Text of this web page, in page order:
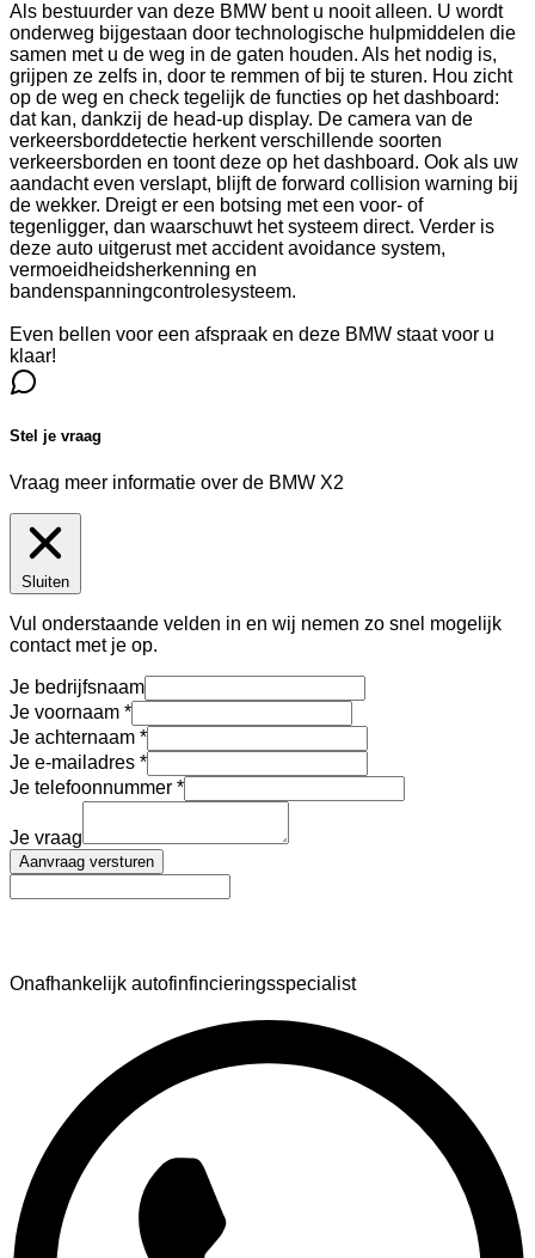
Als bestuurder van deze BMW bent u nooit alleen. U wordt
onderweg bijgestaan door technologische hulpmiddelen die
samen met u de weg in de gaten houden. Als het nodig is,
grijpen ze zelfs in, door te remmen of bij te sturen. Hou zicht
op de weg en check tegelijk de functies op het dashboard:
dat kan, dankzij de head-up display. De camera van de
verkeersborddetectie herkent verschillende soorten
verkeersborden en toont deze op het dashboard. Ook als uw
aandacht even verslapt, blijft de forward collision warning bij
de wekker. Dreigt er een botsing met een voor- of
tegenligger, dan waarschuwt het systeem direct. Verder is
deze auto uitgerust met accident avoidance system,
vermoeidheidsherkenning en
bandenspanningcontrolesysteem.
Even bellen voor een afspraak en deze BMW staat voor u
klaar!
Stel je vraag
Vraag meer informatie over de BMW X2
Sluiten
Vul onderstaande velden in en wij nemen zo snel mogelijk
contact met je op.
Je bedrijfsnaam
Je voornaam
Je achternaam
Je e-mailadres
Je telefoonnummer
Je vraag
Aanvraag versturen
Onafhankelijk autofinfincieringsspecialist